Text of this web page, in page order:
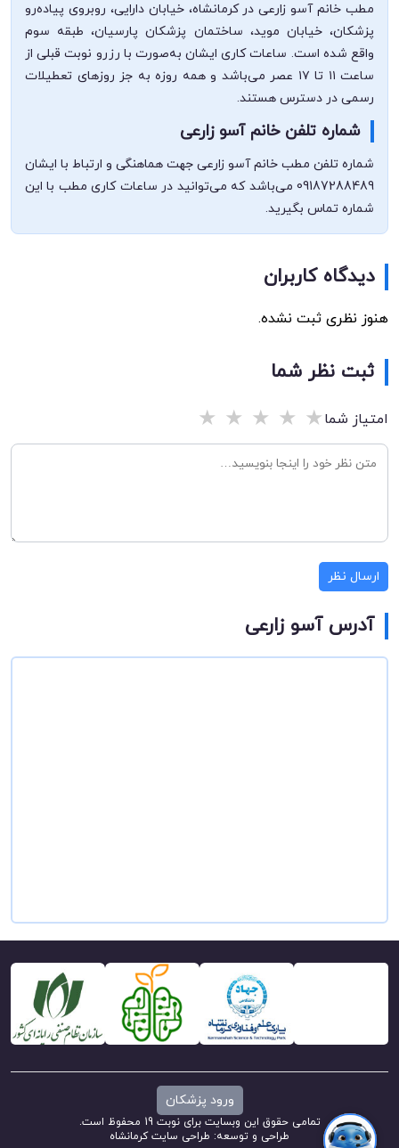
مطب خانم آسو زارعی در کرمانشاه، خیابان دارایی، روبروی پیاده‌رو
پزشکان، خیابان موید، ساختمان پزشکان پارسیان، طبقه سوم
واقع شده است. ساعات کاری ایشان به‌صورت با رزرو نوبت قبلی از
ساعت ۱۱ تا ۱۷ عصر می‌باشد و همه روزه به جز روزهای تعطیلات
رسمی در دسترس هستند.
شماره تلفن خانم آسو زارعی
شماره تلفن مطب خانم آسو زارعی جهت هماهنگی و ارتباط با ایشان
09187288489 می‌باشد که می‌توانید در ساعات کاری مطب با این
شماره تماس بگیرید.
دیدگاه کاربران
هنوز نظری ثبت نشده.
ثبت نظر شما
امتیاز شما★
★
★
★
★
ارسال نظر
آدرس آسو زارعی
ورود پزشکان
تمامی حقوق این وبسایت برای نوبت 19 محفوظ است.
طراحی و توسعه: طراحی سایت کرمانشاه